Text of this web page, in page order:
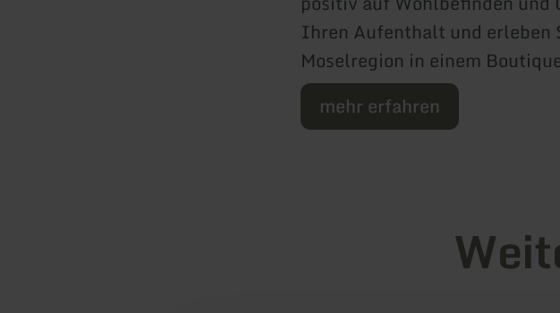
Ihren Aufenthalt und erleben
Moselregion in einem
mehr erfahren